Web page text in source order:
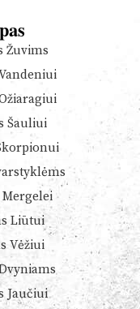
Žuvims
Šauliui
Liūtui
Vėžiui
Jaučiui